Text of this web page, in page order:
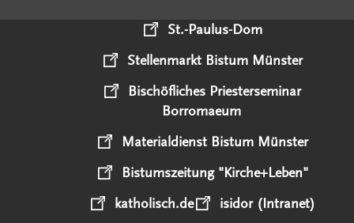
St.-Paulus-Dom
Stellenmarkt Bistum Münster
Bischöfliches Priesterseminar
Borromaeum
Materialdienst Bistum Münster
Bistumszeitung "Kirche+Leben"
katholisch.de
isidor (Intranet)